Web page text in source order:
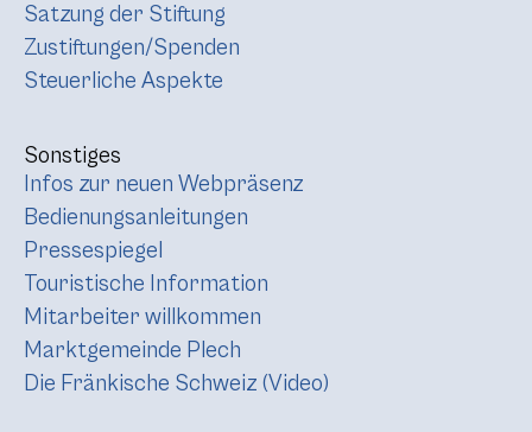
Satzung der Stiftung
Zustiftungen/Spenden
Steuerliche Aspekte
Sonstiges
Infos zur neuen Webpräsenz
Bedienungsanleitungen
Pressespiegel
Touristische Information
Mitarbeiter willkommen
Marktgemeinde Plech
Die Fränkische Schweiz (Video)